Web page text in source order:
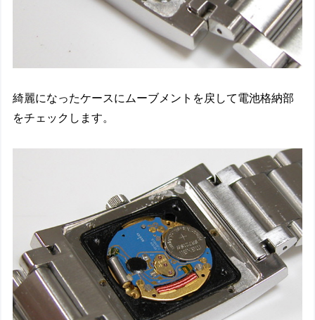
綺麗になったケースにムーブメントを戻して電池格納部
をチェックします。